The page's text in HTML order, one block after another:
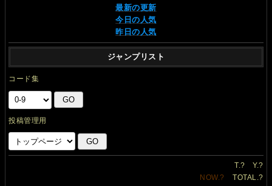
最新の更新
今日の人気
昨日の人気
ジャンプリスト
コード集
投稿管理用
T.? Y.?
NOW.? TOTAL.?